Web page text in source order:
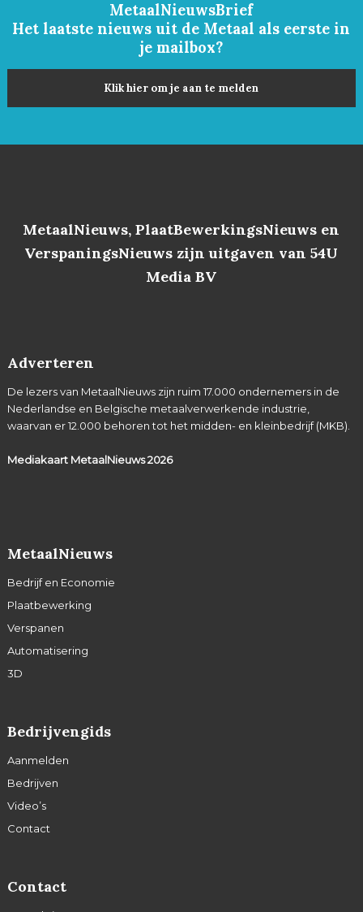
MetaalNieuwsBrief
Het laatste nieuws uit de Metaal als eerste in
je mailbox?
Klik hier om je aan te melden
MetaalNieuws, PlaatBewerkingsNieuws en
VerspaningsNieuws zijn uitgaven van 54U
Media BV
Adverteren
De lezers van MetaalNieuws zijn ruim 17.000 ondernemers in de
Nederlandse en Belgische metaalverwerkende industrie,
waarvan er 12.000 behoren tot het midden- en kleinbedrijf (MKB).
Mediakaart MetaalNieuws2026
MetaalNieuws
Bedrijf en Economie
Plaatbewerking
Verspanen
Automatisering
3D
Bedrijvengids
Aanmelden
Bedrijven
Video’s
Contact
Contact